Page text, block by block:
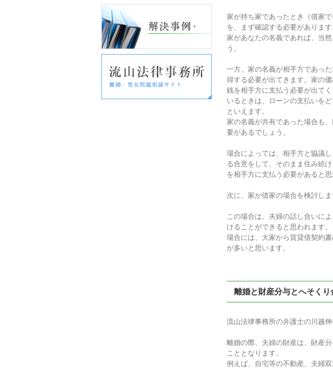
家が持ち家であったとき（借家
を、まず確認する必要があります
家があなたの名義であれば、当
う。
一方、家の名義が相手方であっ
得する必要が出てきます。家の
銭を相手方に支払う必要が出て
いるときは、ローンの支払いを
といえます。
家の名義が共有であった場合も
要があるでしょう。
場合によっては、相手方と協議
る合意をして、そのまま住み続
を相手方に支払う必要があると思
次に、家が借家の場合を検討しま
この場合は、夫婦の話し合いに
けることができると思われます
場合には、大家から賃貸借契約
が多いと思います。
離婚と財産分与とへそくり
流山法律事務所の弁護士の川越伸
離婚の際、夫婦の財産は、財産
こととなります。
例えば、自宅等の不動産、夫婦